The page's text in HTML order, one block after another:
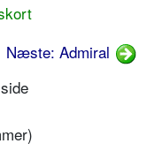
Næste: Admiral